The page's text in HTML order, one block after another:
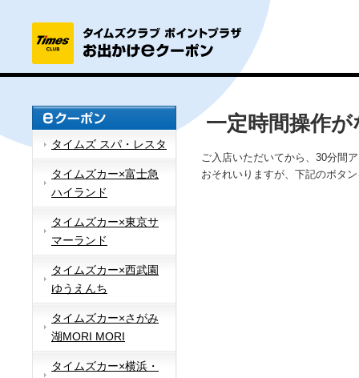
タイムズ スパ・レスタ
タイムズカー×富士急
ハイランド
タイムズカー×東京サ
マーランド
タイムズカー×西武園
ゆうえんち
タイムズカー×さがみ
湖MORI MORI
タイムズカー×横浜・
一定時間操作
ご入店いただいてから、30分間
おそれいりますが、下記のボタ